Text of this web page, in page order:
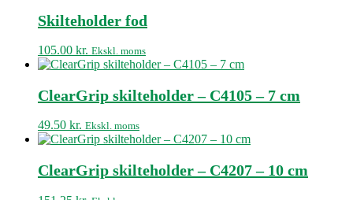
Skilteholder fod
105.00 kr. Ekskl. moms
ClearGrip skilteholder – C4105 – 7 cm
49.50 kr. Ekskl. moms
ClearGrip skilteholder – C4207 – 10 cm